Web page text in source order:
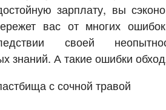
зарплату, вы
вас от многих
своей
знаний. А такие ошибки
с сочной травой